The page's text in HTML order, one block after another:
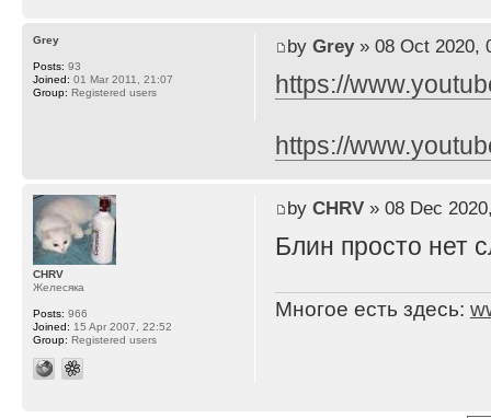
by Grey» 08 Oct 2020,
https://
https://
Grey
Posts: 93
Joined: 01 Mar 2011, 21:07
Group: Registered users
by CHRV» 08 Dec
Блин просто нет
Многое есть здесь:
CHRV
Желесяка
Posts: 966
Joined: 15 Apr 2007, 22:52
Group: Registered users